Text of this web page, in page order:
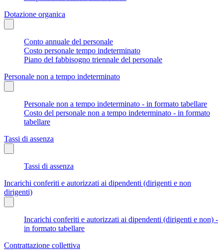
Dotazione organica
Conto annuale del personale
Costo personale tempo indeterminato
Piano del fabbisogno triennale del personale
Personale non a tempo indeterminato
Personale non a tempo indeterminato - in formato tabellare
Costo del personale non a tempo indeterminato - in formato
tabellare
Tassi di assenza
Tassi di assenza
Incarichi conferiti e autorizzati ai dipendenti (dirigenti e non
dirigenti)
Incarichi conferiti e autorizzati ai dipendenti (dirigenti e non) -
in formato tabellare
Contrattazione collettiva